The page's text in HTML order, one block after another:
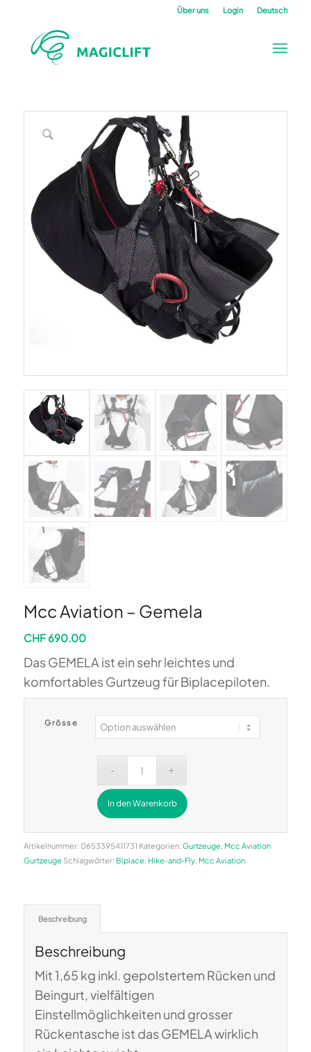
Über uns Login Deutsch
Mcc Aviation – Gemela
CHF690.00
Das GEMELA ist ein sehr leichtes und
komfortables Gurtzeug für Biplacepiloten.
Grösse
In den Warenkorb
Artikelnummer: 0653395411731 Kategorien: Gurtzeuge, Mcc Aviation
Gurtzeuge Schlagwörter: Biplace, Hike-and-Fly, Mcc Aviation
Beschreibung
Beschreibung
Mit 1,65 kg inkl. gepolstertem Rücken und
Beingurt, vielfältigen
Einstellmöglichkeiten und grosser
Rückentasche ist das GEMELA wirklich